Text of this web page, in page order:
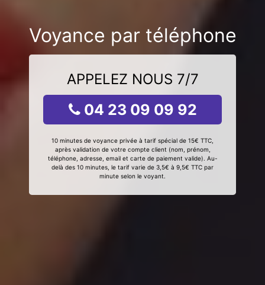
Voyance par téléphone
APPELEZ NOUS 7/7
04 23 09 09 92
10 minutes de voyance privée à tarif spécial de 15€ TTC,
après validation de votre compte client (nom, prénom,
téléphone, adresse, email et carte de paiement valide). Au-
delà des 10 minutes, le tarif varie de 3,5€ à 9,5€ TTC par
minute selon le voyant.